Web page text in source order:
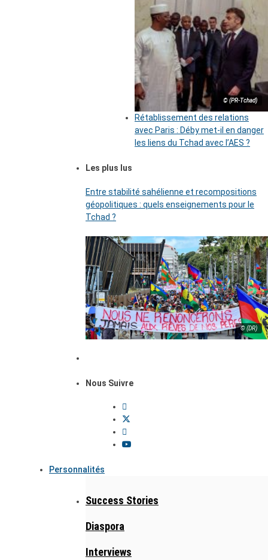
© (PR-Tchad)
Rétablissement des relations
avec Paris : Déby met-il en danger
les liens du Tchad avec l’AES ?
Les plus lus
Entre stabilité sahélienne et recompositions
géopolitiques : quels enseignements pour le
Tchad ?
© (DR)
Nous Suivre
Personnalités
Success Stories
Diaspora
Interviews